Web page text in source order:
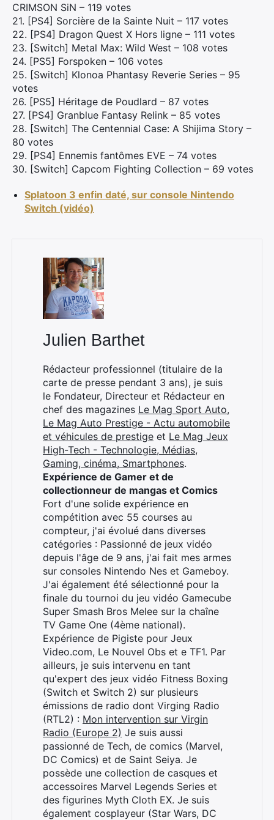
CRIMSON SiN – 119 votes
21. [PS4] Sorcière de la Sainte Nuit – 117 votes
22. [PS4] Dragon Quest X Hors ligne – 111 votes
23. [Switch] Metal Max: Wild West – 108 votes
24. [PS5] Forspoken – 106 votes
25. [Switch] Klonoa Phantasy Reverie Series – 95
votes
26. [PS5] Héritage de Poudlard – 87 votes
27. [PS4] Granblue Fantasy Relink – 85 votes
28. [Switch] The Centennial Case: A Shijima Story –
80 votes
29. [PS4] Ennemis fantômes EVE – 74 votes
30. [Switch] Capcom Fighting Collection – 69 votes
Splatoon 3 enfin daté, sur console Nintendo
Switch (vidéo)
Julien Barthet
Rédacteur professionnel (titulaire de la
carte de presse pendant 3 ans), je suis
le Fondateur, Directeur et Rédacteur en
chef des magazines Le Mag Sport Auto,
Le Mag Auto Prestige - Actu automobile
et véhicules de prestige et Le Mag Jeux
High-Tech - Technologie, Médias,
Gaming, cinéma, Smartphones.
Expérience de Gamer et de
collectionneur de mangas et Comics
Fort d'une solide expérience en
compétition avec 55 courses au
compteur, j'ai évolué dans diverses
catégories : Passionné de jeux vidéo
depuis l'âge de 9 ans, j'ai fait mes armes
sur consoles Nintendo Nes et Gameboy.
J'ai également été sélectionné pour la
finale du tournoi du jeu vidéo Gamecube
Super Smash Bros Melee sur la chaîne
TV Game One (4ème national).
Expérience de Pigiste pour Jeux
Video.com, Le Nouvel Obs et e TF1. Par
ailleurs, je suis intervenu en tant
qu'expert des jeux vidéo Fitness Boxing
(Switch et Switch 2) sur plusieurs
émissions de radio dont Virging Radio
(RTL2) : Mon intervention sur Virgin
Radio (Europe 2) Je suis aussi
passionné de Tech, de comics (Marvel,
DC Comics) et de Saint Seiya. Je
possède une collection de casques et
accessoires Marvel Legends Series et
des figurines Myth Cloth EX. Je suis
également cosplayeur (Star Wars, DC
Rechercher